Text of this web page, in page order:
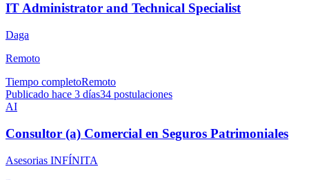
IT Administrator and Technical Specialist
Daga
Remoto
Tiempo completoRemoto
Publicado hace 3 días34 postulaciones
AI
Consultor (a) Comercial en Seguros Patrimoniales
Asesorias INFÍNITA